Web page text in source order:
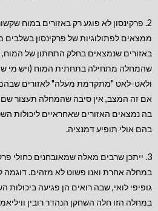
2. פרקינסון לא פוגע רק באזורים במוח
ממצאים לפתולוגיות של פרקינסון
באזורים שנמצאים בחלק התחתון של המוח,
שהמחלה מתחילה בתחתית המוח (ויש מי
ולאט-לאט "מתקדמת מעלה" לאזורים שבהם
אם זה המצב, אין סיבה שהמחלה תעצור
בה נמצאים האזורים שאחראיים ליכולות
בהם אולי תופיע דמנציה.
3. ייתכן שרבים מאלה שמאובחנים כחולי
במחלה אחרת ואנו פשוט לא מזהים. דוגמה
גופיפי לואי, שבה רואים הן פגיעה ביכולות
במחלה הזו חלה השחקן הנהדר רובין